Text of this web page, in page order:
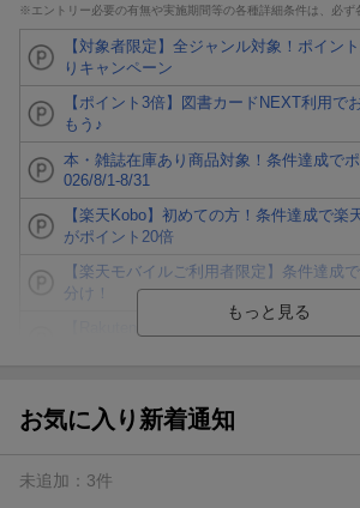
※エントリー必要の有無や実施期間等の各種詳細条件は、必ず
【対象者限定】全ジャンル対象！ポイン
りキャンペーン
【ポイント3倍】図書カードNEXT利用で
もう♪
本・雑誌在庫あり商品対象！条件達成で
026/8/1-8/31
【楽天Kobo】初めての方！条件達成で楽
がポイント20倍
【楽天モバイルご利用者限定】条件達成
分け！
が当たる！
楽天モバイル紹介キャンペーンの拡散で
お気に入り新着通知
未追加： 3件